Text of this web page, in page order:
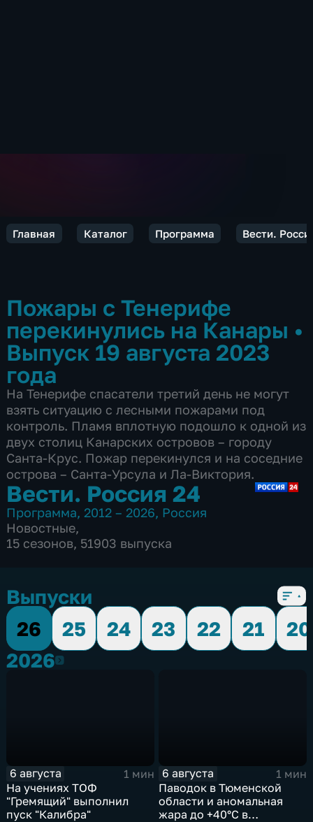
Главная Каталог Программа Вести.
Пожары с Тенерифе
перекинулись на Канары •
Выпуск 19 августа 2023
года
На Тенерифе спасатели третий день не могут
взять ситуацию с лесными пожарами под
контроль. Пламя вплотную подошло к одной из
двух столиц Канарских островов – городу
Санта-Крус. Пожар перекинулся и на соседние
острова – Санта-Урсула и Ла-Виктория.
Вести. Россия 24
Программа, 2012 – 2026, Россия
Новостные,
15 сезонов, 51903 выпуска
Выпуски
26
25 24 23 22 21
20
20262026
6 августа
1 мин
На учениях ТОФ
"Гремящий" выполнил
пуск "Калибра"
6 августа
1 мин
Паводок в Тюменской
области и аномальная
жара до +40°C в